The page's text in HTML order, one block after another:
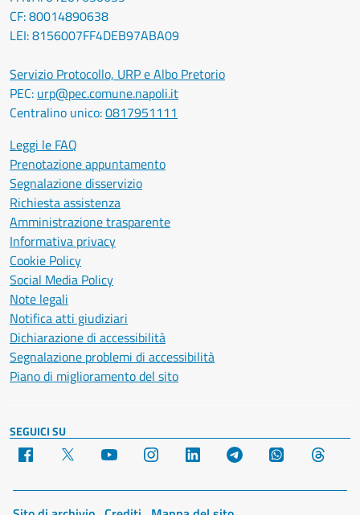
CF: 80014890638
LEI: 8156007FF4DEB97ABA09
Servizio Protocollo, URP e Albo Pretorio
PEC: urp@pec.comune.napoli.it
Centralino unico:0817951111
Leggi le FAQ
Prenotazione appuntamento
Segnalazione disservizio
Richiesta assistenza
Amministrazione trasparente
Informativa privacy
Cookie Policy
Social Media Policy
Note legali
Notifica atti giudiziari
Dichiarazione di accessibilità
Segnalazione problemi di accessibilità
Piano di miglioramento del sito
SEGUICI SU
Facebook YouTube Instagram LinkedIn Telegram WhatsApp